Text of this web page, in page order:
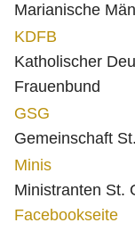
Marianische
KDFB
Katholischer
Frauenbund
GSG
Gemeinschaft
Minis
Ministranten St.
Facebookseite